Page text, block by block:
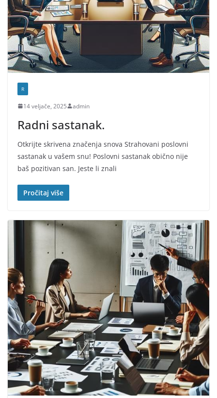
R
14 veljače, 2025 admin
Radni sastanak.
Otkrijte skrivena značenja snova Strahovani poslovni
sastanak u vašem snu! Poslovni sastanak obično nije
baš pozitivan san. Jeste li znali
Pročitaj više